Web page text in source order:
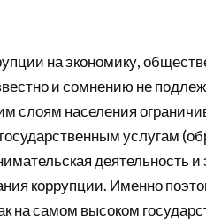
на экономику,
и сомнению не
слоям населения
услугам
деятельность и
коррупции. Именно
на самом высоком